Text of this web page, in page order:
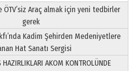
Araç almak için yeni tedbirler
gerek
Kadim Şehirden Medeniyetlere
Hat Sanatı Sergisi
AKOM KONTROLÜNDE
Yeri
Gündoğdu